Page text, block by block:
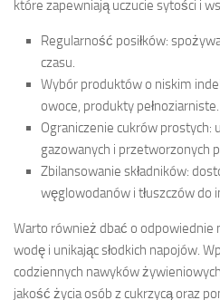
które zapewniają uczucie sytości i
Regularność posiłków:
czasu.
Wybór produktów o niskim
owoce, produkty pełnoziarniste.
Ograniczenie cukrów prostych:
gazowanych i przetworzonych
Zbilansowanie składników:
węglowodanów i tłuszczów do
Warto również dbać o odpowiednie
wodę i unikając słodkich napojów.
codziennych nawyków
jakość życia osób z cukrzycą oraz